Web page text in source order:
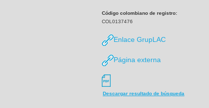
Código colombiano de registro:
COL0137476
Enlace GrupLAC
Página externa
Descargar resultado de búsqueda